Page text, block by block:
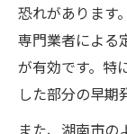
恐れがあります
専門業者による
が有効です。特
した部分の早期
また、湖南市の